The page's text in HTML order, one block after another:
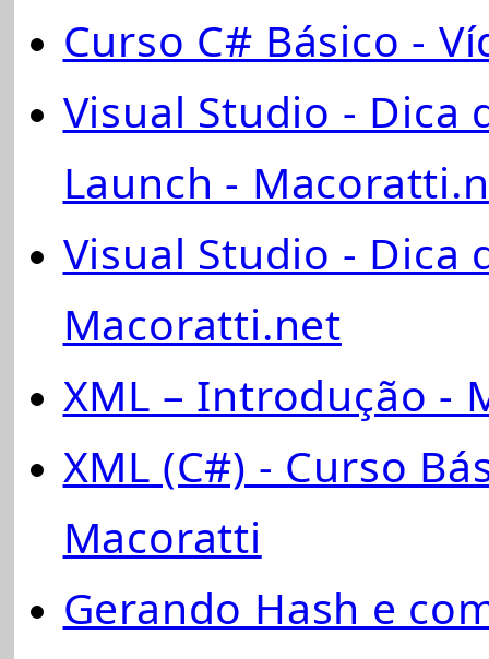
Curso C# Básico -
Visual Studio -
Launch -
Visual Studio -
Macoratti.net
XML – Introdução -
XML (C#) - Curso
Macoratti
Gerando Hash e